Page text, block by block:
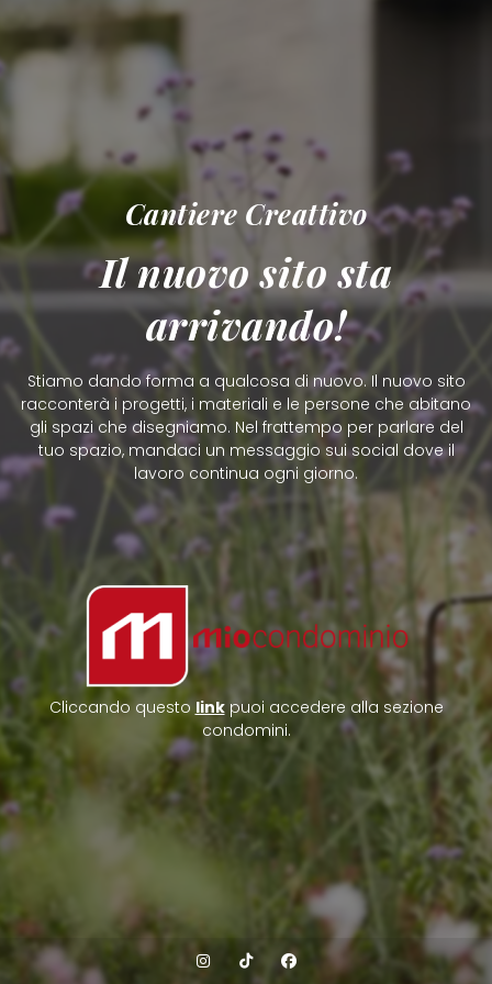
Cantiere Creattivo
Il nuovo sito sta
arrivando!
Stiamo dando forma a qualcosa di nuovo. Il nuovo sito
racconterà i progetti, i materiali e le persone che abitano
gli spazi che disegniamo. Nel frattempo per parlare del
tuo spazio, mandaci un messaggio sui social dove il
lavoro continua ogni giorno.
Cliccando questo linkpuoi accedere alla sezione
condomini.